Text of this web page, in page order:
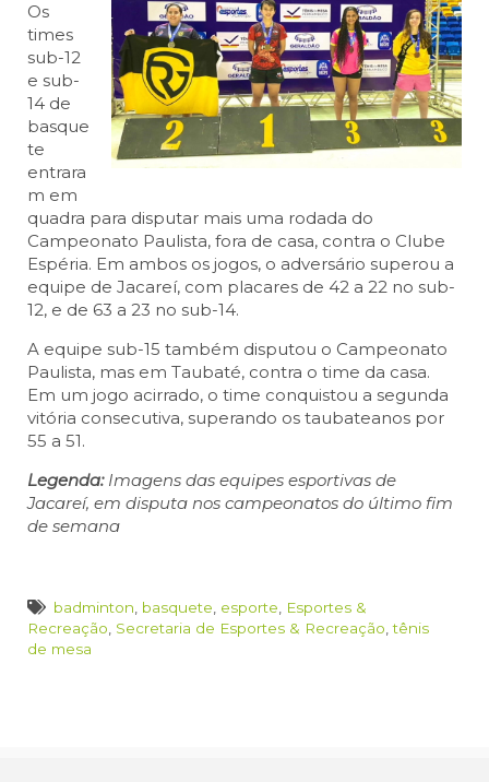
Os
times
sub-12
e sub-
14 de
basque
te
entrara
m em
quadra para disputar mais uma rodada do
Campeonato Paulista, fora de casa, contra o Clube
Espéria. Em ambos os jogos, o adversário superou a
equipe de Jacareí, com placares de 42 a 22 no sub-
12, e de 63 a 23 no sub-14.
A equipe sub-15 também disputou o Campeonato
Paulista, mas em Taubaté, contra o time da casa.
Em um jogo acirrado, o time conquistou a segunda
vitória consecutiva, superando os taubateanos por
55 a 51.
Legenda:Imagens das equipes esportivas de
Jacareí, em disputa nos campeonatos do último fim
de semana
badminton basquete esporte
Esportes &
Recreação Secretaria de Esportes & Recreação ,tênis
de mesa